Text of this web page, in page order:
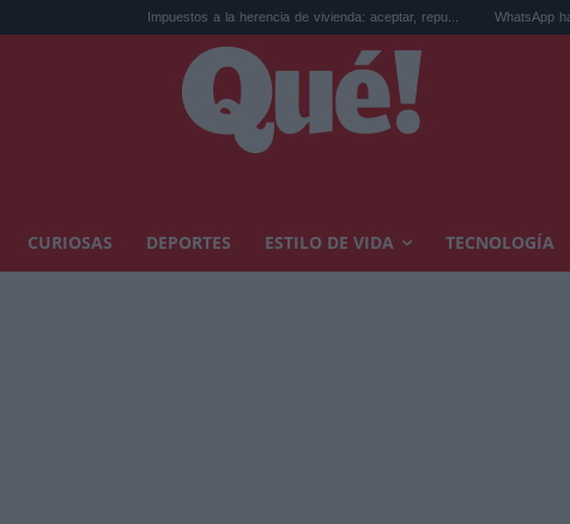
Impuestos a la herencia de vivienda: aceptar, repu... WhatsApp hackeado: qué
CURIOSAS DEPORTES ESTILO DE VIDA TECNOLOGÍA